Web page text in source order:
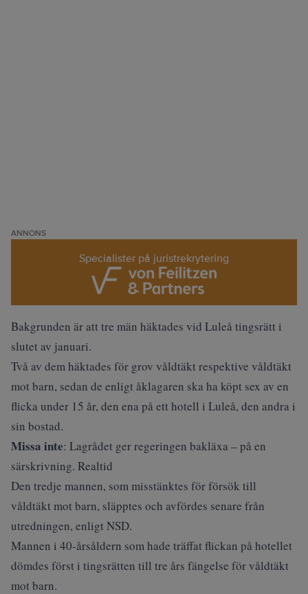
ANNONS
Specialister på juristrekrytering
Bakgrunden är att tre män häktades vid Luleå tingsrätt i
slutet av januari.
Två av dem häktades för grov våldtäkt respektive våldtäkt
mot barn, sedan de enligt åklagaren ska ha köpt sex av en
flicka under 15 år, den ena på ett hotell i Luleå, den andra i
sin bostad.
Missa inte: Lagrådet ger regeringen bakläxa – på en
särskrivning. Realtid
Den tredje mannen, som misstänktes för försök till
våldtäkt mot barn, släpptes och avfördes senare från
utredningen, enligt NSD.
Mannen i 40-årsåldern som hade träffat flickan på hotellet
dömdes först i tingsrätten till tre års fängelse för våldtäkt
mot barn.